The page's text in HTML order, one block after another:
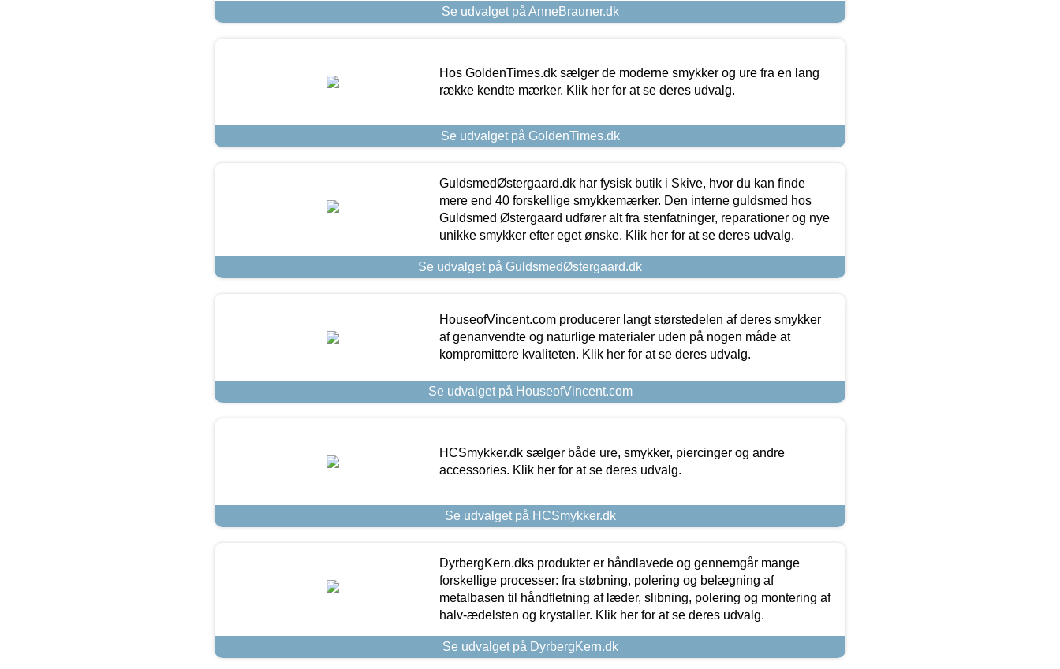
Se udvalget på AnneBrauner.dk
Hos GoldenTimes.dk sælger de moderne smykker og ure fra en lang
række kendte mærker. Klik her for at se deres udvalg.
Se udvalget på GoldenTimes.dk
GuldsmedØstergaard.dk har fysisk butik i Skive, hvor du kan finde
mere end 40 forskellige smykkemærker. Den interne guldsmed hos
Guldsmed Østergaard udfører alt fra stenfatninger, reparationer og nye
unikke smykker efter eget ønske. Klik her for at se deres udvalg.
Se udvalget på GuldsmedØstergaard.dk
HouseofVincent.com producerer langt størstedelen af deres smykker
af genanvendte og naturlige materialer uden på nogen måde at
kompromittere kvaliteten. Klik her for at se deres udvalg.
Se udvalget på HouseofVincent.com
HCSmykker.dk sælger både ure, smykker, piercinger og andre
accessories. Klik her for at se deres udvalg.
Se udvalget på HCSmykker.dk
DyrbergKern.dks produkter er håndlavede og gennemgår mange
forskellige processer: fra støbning, polering og belægning af
metalbasen til håndfletning af læder, slibning, polering og montering af
halv-ædelsten og krystaller. Klik her for at se deres udvalg.
Se udvalget på DyrbergKern.dk